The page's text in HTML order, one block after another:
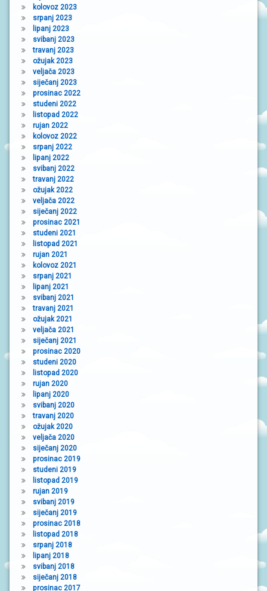
kolovoz 2023
srpanj 2023
lipanj 2023
svibanj 2023
travanj 2023
ožujak 2023
veljača 2023
siječanj 2023
prosinac 2022
studeni 2022
listopad 2022
rujan 2022
kolovoz 2022
srpanj 2022
lipanj 2022
svibanj 2022
travanj 2022
ožujak 2022
veljača 2022
siječanj 2022
prosinac 2021
studeni 2021
listopad 2021
rujan 2021
kolovoz 2021
srpanj 2021
lipanj 2021
svibanj 2021
travanj 2021
ožujak 2021
veljača 2021
siječanj 2021
prosinac 2020
studeni 2020
listopad 2020
rujan 2020
lipanj 2020
svibanj 2020
travanj 2020
ožujak 2020
veljača 2020
siječanj 2020
prosinac 2019
studeni 2019
listopad 2019
rujan 2019
svibanj 2019
siječanj 2019
prosinac 2018
listopad 2018
srpanj 2018
lipanj 2018
svibanj 2018
siječanj 2018
prosinac 2017